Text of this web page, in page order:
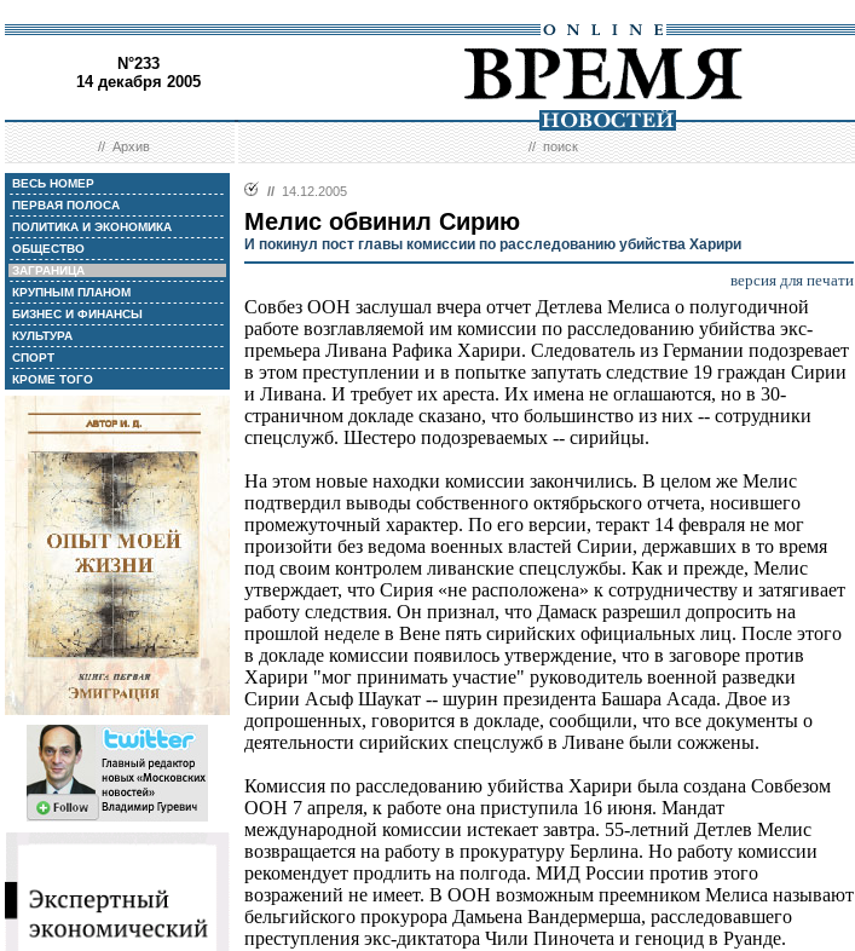
N°233
14 декабря 2005
//Архив //поиск
ВЕСЬ НОМЕР
ПЕРВАЯ ПОЛОСА
ПОЛИТИКА И ЭКОНОМИКА
ОБЩЕСТВО
ЗАГРАНИЦА
КРУПНЫМ ПЛАНОМ
БИЗНЕС И ФИНАНСЫ
КУЛЬТУРА
СПОРТ
КРОМЕ ТОГО
// 14.12.2005
Мелис обвинил Сирию
И покинул пост главы комиссии по расследованию убийства Харири
версия для печати
Совбез ООН заслушал вчера отчет Детлева Мелиса о полугодичной
работе возглавляемой им комиссии по расследованию убийства экс-
премьера Ливана Рафика Харири. Следователь из Германии подозревает
в этом преступлении и в попытке запутать следствие 19 граждан Сирии
и Ливана. И требует их ареста. Их имена не оглашаются, но в 30-
страничном докладе сказано, что большинство из них -- сотрудники
спецслужб. Шестеро подозреваемых -- сирийцы.
На этом новые находки комиссии закончились. В целом же Мелис
подтвердил выводы собственного октябрьского отчета, носившего
промежуточный характер. По его версии, теракт 14 февраля не мог
произойти без ведома военных властей Сирии, державших в то время
под своим контролем ливанские спецслужбы. Как и прежде, Мелис
утверждает, что Сирия «не расположена» к сотрудничеству и затягивает
работу следствия. Он признал, что Дамаск разрешил допросить на
прошлой неделе в Вене пять сирийских официальных лиц. После этого
в докладе комиссии появилось утверждение, что в заговоре против
Харири "мог принимать участие" руководитель военной разведки
Сирии Асыф Шаукат -- шурин президента Башара Асада. Двое из
допрошенных, говорится в докладе, сообщили, что все документы о
деятельности сирийских спецслужб в Ливане были сожжены.
Комиссия по расследованию убийства Харири была создана Совбезом
ООН 7 апреля, к работе она приступила 16 июня. Мандат
международной комиссии истекает завтра. 55-летний Детлев Мелис
возвращается на работу в прокуратуру Берлина. Но работу комиссии
рекомендует продлить на полгода. МИД России против этого
возражений не имеет. В ООН возможным преемником Мелиса называют
бельгийского прокурора Дамьена Вандермерша, расследовавшего
преступления экс-диктатора Чили Пиночета и геноцид в Руанде.